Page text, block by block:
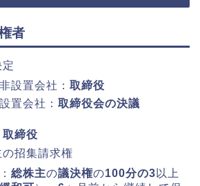
者
設置会社： 取締役
置会社： 取締役会の決議
取締役
招集請求権
総株主の議決権の100分の3 以上